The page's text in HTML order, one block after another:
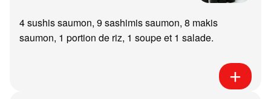
4 sushis saumon, 9 sashimis saumon, 8 makis
saumon, 1 portion de riz, 1 soupe et 1 salade.